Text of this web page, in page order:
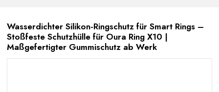
Wasserdichter Silikon-Ringschutz für Smart Rings –
Stoßfeste Schutzhülle für Oura Ring X10 |
Maßgefertigter Gummischutz ab Werk